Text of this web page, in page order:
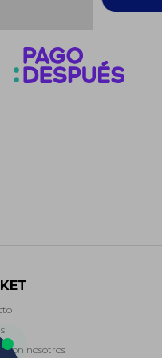
con nosotros